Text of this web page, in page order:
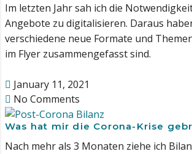
Im letzten Jahr sah ich die
Angebote zu digitalisieren. Daraus
verschiedene neue Formate und
im Flyer zusammengefasst sind.
January 11, 2021
No Comments
Was hat mir die Corona-Krise
Nach mehr als 3 Monaten ziehe ich